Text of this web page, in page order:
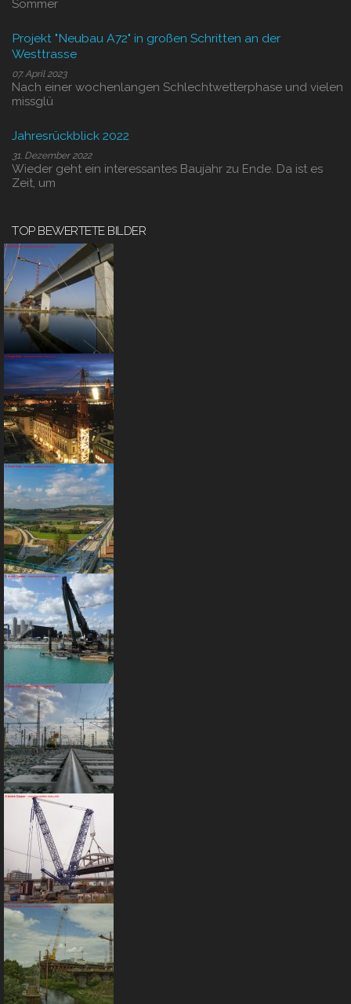
Sommer
Projekt "Neubau A72" in großen Schritten an der
Westtrasse
07. April 2023
Nach einer wochenlangen Schlechtwetterphase und vielen
missglü
Jahresrückblick 2022
31. Dezember 2022
Wieder geht ein interessantes Baujahr zu Ende. Da ist es
Zeit, um
TOP BEWERTETE BILDER